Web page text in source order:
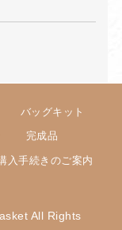
バッグキット
完成品
入手続きのご案内
All Rights